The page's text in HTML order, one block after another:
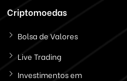
Criptomoedas
Bolsa de Valores
Live Trading
Investimentos em